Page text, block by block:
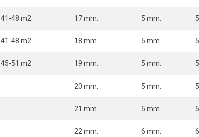
41-48 m2 17 mm. 5 mm.
41-48 m2 18 mm. 5 mm.
45-51 m2 19 mm. 5 mm.
20 mm. 5 mm.
21 mm. 5 mm.
22 mm. 6 mm.